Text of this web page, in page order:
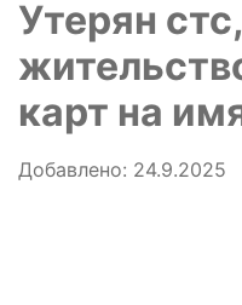
Утерян
карт на
Добавлено: 24.9.2025